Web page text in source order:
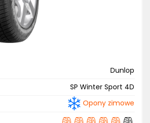
Dunlop
SP Winter Sport 4D
Opony zimowe